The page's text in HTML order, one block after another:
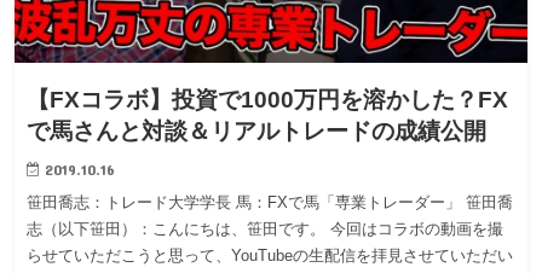
【FXコラボ】投資で1000万円を溶かした？FX
で馬さんと対談＆リアルトレードの成績公開
2019.10.16
笹田喬志：トレード大学学長 馬：FXで馬「専業トレーダー」 笹田喬
志（以下笹田）：こんにちは、笹田です。 今回はコラボの動画を撮
らせていただこうと思って、YouTubeの生配信を拝見させていただい